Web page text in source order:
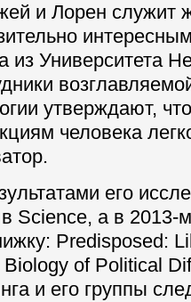
и Лорен служит
из Университета
утверждают,
человека
его
Science, а в 2013-м
Predisposed:
of Political
и его группы